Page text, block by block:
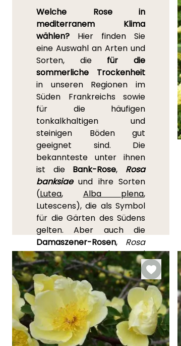
Welche Rose in
mediterranem Klima
wählen? Hier finden Sie
eine Auswahl an Arten und
Sorten, die für die
sommerliche Trockenheit
in unseren Regionen im
Süden Frankreichs sowie
für die häufigen
tonkalkhaltigen und
steinigen Böden gut
geeignet sind. Die
bekannteste unter ihnen
ist die Bank-Rose, Rosa
banksiaeund ihre Sorten
(Lutea, Alba plena,
Lutescens), die als Symbol
für die Gärten des Südens
gelten. Aber auch die
Damaszener-Rosen, Rosa
damascena, wie 'Celsiana'
oder 'Ispahan', die in der
Parfümerie verwendet
werden, sollten nicht
vergessen werden. Sie sind,
wie ihre Vorfahren, in der
Lage, Hitze und auch die
Kälte im Landesinneren